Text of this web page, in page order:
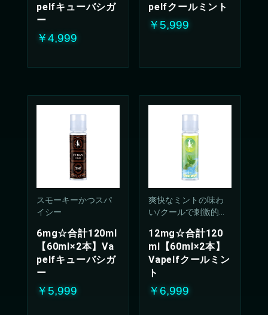
pelfキューバシガ
ー
￥4,999
pelfクールミント
￥5,999
スモーキーかつスパ
イシー
6mg☆合計120ml
【60ml×2本】Va
pelfキューバシガ
ー
￥5,999
爽快なミントの味わ
い/クールで刺激的な
G%)
12mg☆合計120
ml【60ml×2本】
Vapelfクールミン
ト
￥6,999